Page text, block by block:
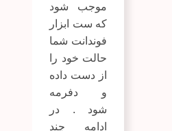
موجب شود
که ست ابزار
فوندانت شما
حالت خود را
از دست داده
و دفرمه
شود . در
ادامه چند